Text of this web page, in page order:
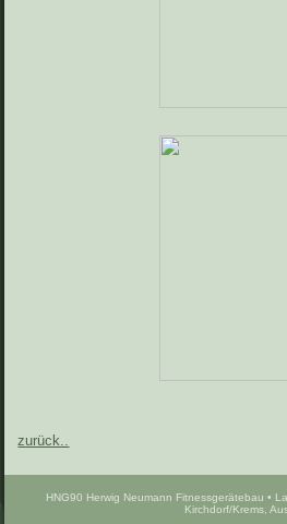
zurück..
HNG90 Herwig Neumann Fitnessgerätebau •
Kirchdorf/Krems,